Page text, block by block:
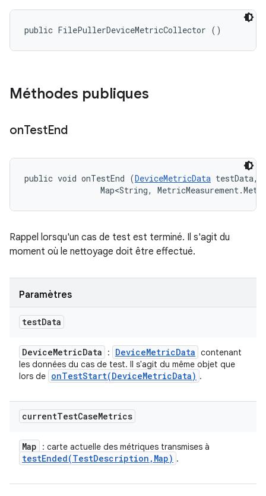
public FilePullerDeviceMetricCollector ()
Méthodes publiques
onTestEnd
public void onTestEnd (DeviceMetricData testData,
Map<String,
Rappel lorsqu'un cas de test est terminé. Il s'agit du
moment où le nettoyage doit être effectué.
Paramètres
testData
DeviceMetricData : DeviceMetricData contenant
les données du cas de test. Il s'agit du même objet que
lors de onTestStart(DeviceMetricData) .
currentTestCaseMetrics
Map : carte actuelle des métriques transmises à
testEnded(TestDescription , Map) .